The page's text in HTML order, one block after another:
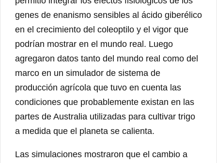
genes de enanismo sensibles al ácido giberélico
en el crecimiento del coleoptilo y el vigor que
podrían mostrar en el mundo real. Luego
agregaron datos tanto del mundo real como del
marco en un simulador de sistema de
producción agrícola que tuvo en cuenta las
condiciones que probablemente existan en las
partes de Australia utilizadas para cultivar trigo
a medida que el planeta se calienta.
Las simulaciones mostraron que el cambio a